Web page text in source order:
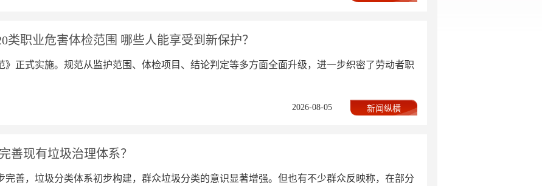
类职业危害体检范围 哪些人能享受到新保护？
正式实施。规范从监护范围、体检项目、结论判定等多方面全面升级，进一步织密了劳动者职
新闻纵横
2026-08-05
善现有垃圾治理体系？
善，垃圾分类体系初步构建，群众垃圾分类的意识显著增强。但也有不少群众反映称，在部分